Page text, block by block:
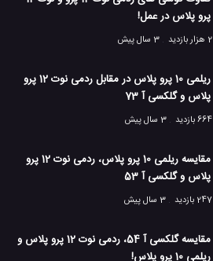
# نوت 10 پلاس
تکنولوژی موبایل
پرو پلاس در عمل!
2 هزار بازدید
3 سال پیش
ریلمی 10 پرو پلاس در مقابل ردمی نوت 12 پرو
پلاس و گلکسی آ 73
664 بازدید
3 سال پیش
مقایسه ریلمی 10 پرو پلاس، ردمی نوت 12 پرو
پلاس و گلکسی آ 53
247 بازدید
3 سال پیش
مقایسه گلکسی آ 54، ردمی نوت 12 پرو پلاس و
ریلمی 10 پرو پلاس!